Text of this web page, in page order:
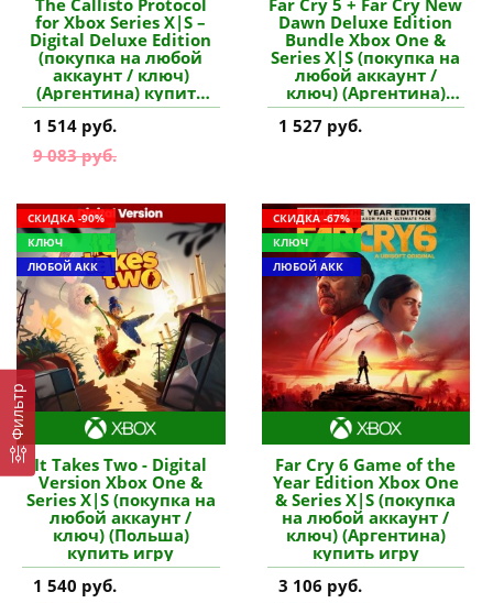
Фильтр
for Xbox Series X|S –
Digital Deluxe Edition
(покупка на любой
аккаунт / ключ)
(Аргентина) купить
игру
1 514 руб.
9 083 руб.
Dawn Deluxe Edition
Bundle Xbox One &
Series X|S (покупка на
любой аккаунт /
ключ) (Аргентина)
купить игру
1 527 руб.
СКИДКА -90%
КЛЮЧ
ЛЮБОЙ АКК
It Takes Two - Digital
Version Xbox One &
Series X|S (покупка на
любой аккаунт /
ключ) (Польша)
купить игру
1 540 руб.
СКИДКА -67%
КЛЮЧ
ЛЮБОЙ АКК
Far Cry 6 Game of the
Year Edition Xbox One
& Series X|S (покупка
на любой аккаунт /
ключ) (Аргентина)
купить игру
3 106 руб.